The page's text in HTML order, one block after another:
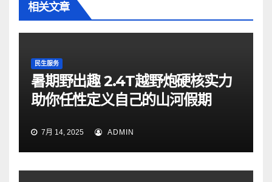
相关文章
民生服务
暑期野出趣 2.4T越野炮硬核实力
助你任性定义自己的山河假期
7月 14, 2025 ADMIN